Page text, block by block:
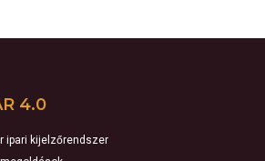
4.0
ipari kijelzőrendszer